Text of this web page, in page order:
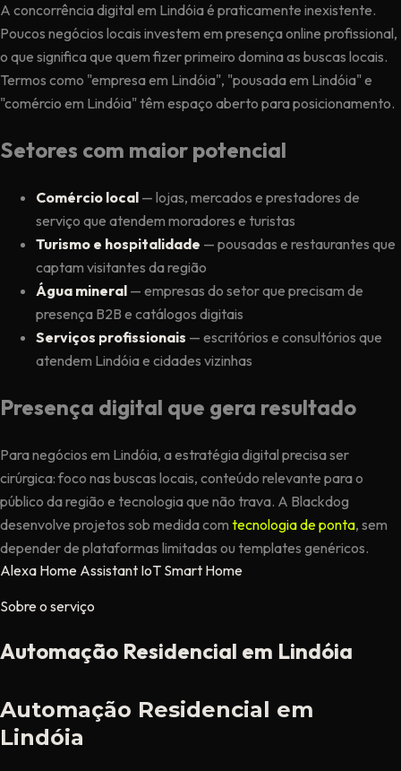
A concorrência digital em Lindóia é praticamente inexistente.
Poucos negócios locais investem em presença online profissional,
o que significa que quem fizer primeiro domina as buscas locais.
Termos como "empresa em Lindóia", "pousada em Lindóia" e
"comércio em Lindóia" têm espaço aberto para posicionamento.
Setores com maior potencial
Comércio local — lojas, mercados e prestadores de
serviço que atendem moradores e turistas
Turismo e hospitalidade — pousadas e restaurantes que
captam visitantes da região
Água mineral — empresas do setor que precisam de
presença B2B e catálogos digitais
Serviços profissionais — escritórios e consultórios que
atendem Lindóia e cidades vizinhas
Presença digital que gera resultado
Para negócios em Lindóia, a estratégia digital precisa ser
cirúrgica: foco nas buscas locais, conteúdo relevante para o
público da região e tecnologia que não trava. A Blackdog
desenvolve projetos sob medida com tecnologia de ponta, sem
depender de plataformas limitadas ou templates genéricos.
Alexa Home Assistant IoT Smart Home
Sobre o serviço
Automação Residencial em Lindóia
Automação Residencial em
Lindóia